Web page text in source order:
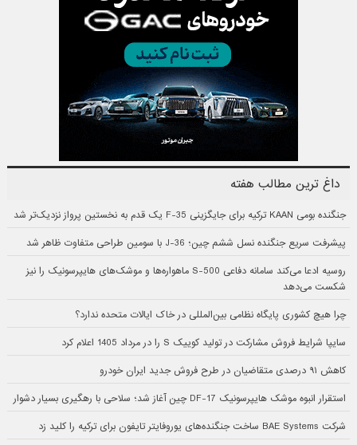
داغ ترین مطالب هفته
جنگنده بومی KAAN ترکیه برای جایگزینی F-35 یک قدم به نخستین پرواز نزدیک‌تر شد
پیشرفت سریع جنگنده نسل ششم چین؛ J-36 با سومین طراحی متفاوت ظاهر شد
روسیه ادعا می‌کند سامانه دفاعی S-500 ماهواره‌ها و موشک‌های هایپرسونیک را نیز
شکست می‌دهد
چرا هیچ کشوری پایگاه نظامی بین‌المللی در خاک ایالات متحده ندارد؟
سایپا شرایط فروش مشارکت در تولید کوییک S را در مرداد 1405 اعلام کرد
کاهش ۹۱ درصدی متقاضیان در طرح فروش جدید ایران خودرو
استقرار انبوه موشک هایپرسونیک DF-17 چین آغاز شد؛ سلاحی با رهگیری بسیار دشوار
شرکت BAE Systems ساخت جنگنده‌های یوروفایتر تایفون برای ترکیه را کلید زد